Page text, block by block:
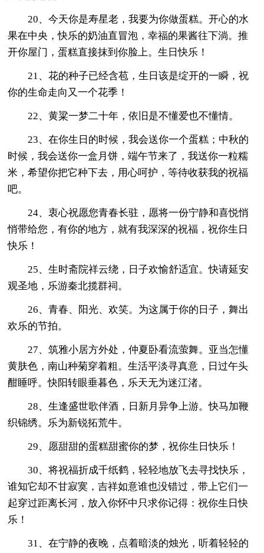
20、今天你是寿星老，我要为你做蛋糕。开心的水
果在中央，快乐的奶油直冒泡，幸福的果酱往下淌。推
开你屋门，蛋糕直接抹到你脸上。生日快乐！
21、花的种子已经含苞，生日该是绽开的一瞬，祝
你的生命走向又一个花季！
22、黄粱一梦二十年，依旧是不懂爱也不懂情。
23、在你生日的时候，我会送你一个蛋糕；中秋的
时候，我会送你一盒月饼，端午节来了，我送你一粒糯
米，希望你把它种下去，用心呵护，等待收获我的祝福
吧。
24、衷心祝愿您青春长驻，愿将一份宁静和喜悦悄
悄带给您，有你的地方，就有我深深的祝福，祝你生日
快乐！
25、生时斋院祥云绕，日子欢愉舒适宜。快请延安
观圣地，乐游秦北揽群祠。
26、青春、阳光、欢笑。为这属于你的日子，舞出
欢乐的节拍。
27、筑雅小居方外处，仲夏卧看流萤舞。亚当怎懂
黄肤色，南山种菊穿着粗。生活平淡寻真意，日过午头
酣睡呼。快阳转眼垂暮色，乐天无为迷江渚。
28、生逢盛世歌伴酒，日新月异争上游。快马加鞭
织锦绣。乐为新锐拓荒牛。
29、愿甜甜的蛋糕甜蜜你的梦，祝你生日快乐！
30、将祝福折成千纸鹤，轻轻地放飞去寻找快乐，
谁知它却不甘寂寞，吉祥如意谁也没错过，带上它们一
起穿过距离长河，放入你怀中只求你记得：祝你生日快
乐！
31、在宁静的夜晚，点着暗淡的烛光，听着轻轻的